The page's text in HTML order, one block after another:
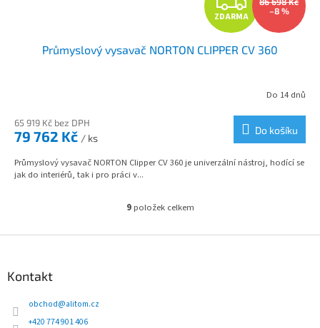
D
A
M
A
ZDARMA
–8 %
Průmyslový vysavač NORTON CLIPPER CV 360
Do 14 dnů
65 919 Kč bez DPH
79 762 Kč / ks
Do košíku
Průmyslový vysavač NORTON Clipper CV 360 je univerzální nástroj, hodící se
jak do interiérů, tak i pro práci v...
O
l
9položek celkem
Kontakt
obchod@alitom.cz
+420 774 901 406